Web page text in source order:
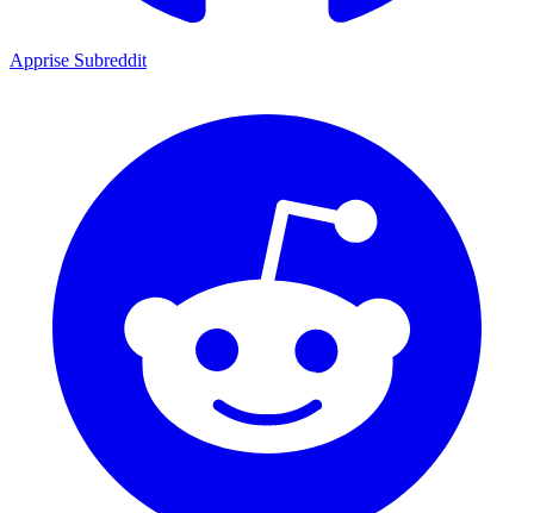
Apprise Subreddit